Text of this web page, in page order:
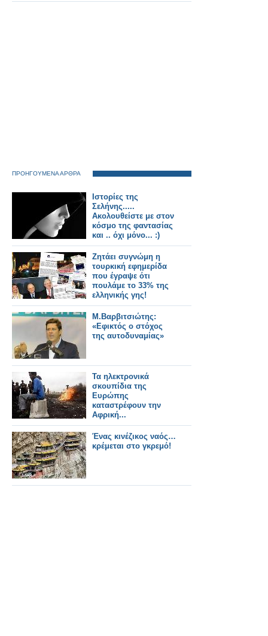
ΠΡΟΗΓΟΥΜΕΝΑ ΑΡΘΡΑ
Ιστορίες της
Σελήνης.....
Ακολουθείστε με στον
κόσμο της φαντασίας
και .. όχι μόνο... :)
Zητάει συγνώμη η
τουρκική εφημερίδα
που έγραψε ότι
πουλάμε το 33% της
ελληνικής γης!
Μ.Βαρβιτσιώτης:
«Εφικτός ο στόχος
της αυτοδυναμίας»
Τα ηλεκτρονικά
σκουπίδια της
Ευρώπης
καταστρέφουν την
Αφρική...
Ένας κινέζικος ναός…
κρέμεται στο γκρεμό!